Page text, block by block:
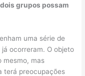
grupos possam
uma série de
ocorreram. O objeto
mesmo, mas
terá preocupações